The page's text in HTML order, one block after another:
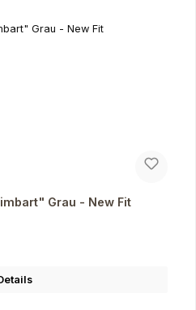
Grau - New Fit